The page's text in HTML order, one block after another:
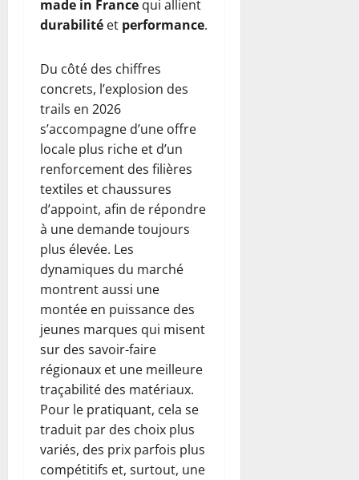
made in France qui allient
durabilité et performance.
Du côté des chiffres
concrets, l’explosion des
trails en 2026
s’accompagne d’une offre
locale plus riche et d’un
renforcement des filières
textiles et chaussures
d’appoint, afin de répondre
à une demande toujours
plus élevée. Les
dynamiques du marché
montrent aussi une
montée en puissance des
jeunes marques qui misent
sur des savoir-faire
régionaux et une meilleure
traçabilité des matériaux.
Pour le pratiquant, cela se
traduit par des choix plus
variés, des prix parfois plus
compétitifs et, surtout, une